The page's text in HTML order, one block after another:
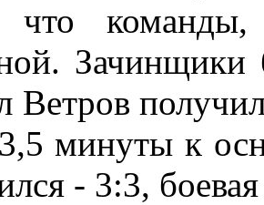
что
Ветров
минуты к
- 3:3,